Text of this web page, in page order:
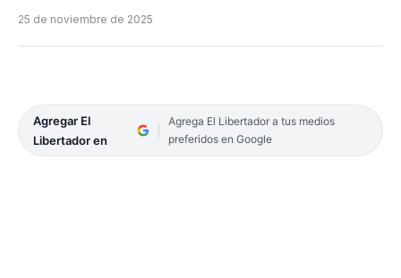
25 de noviembre de 2025
Agregar El
Libertador en
Agrega El Libertador a tus medios
preferidos en Google